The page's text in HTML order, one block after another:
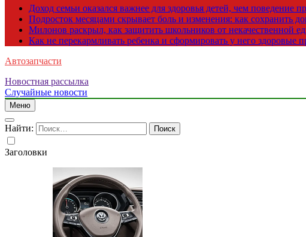
Доход семьи оказался важнее для здоровья детей, чем поведение
Подросток месяцами скрывает боль и изменения: как сохранить
Милонов раскрыл, как защитить школьников от некачественной
Как не перекармливать ребенка и сформировать у него здоровые
Автозапчасти
Новостная рассылка
Случайные новости
Меню
Найти:
Заголовки